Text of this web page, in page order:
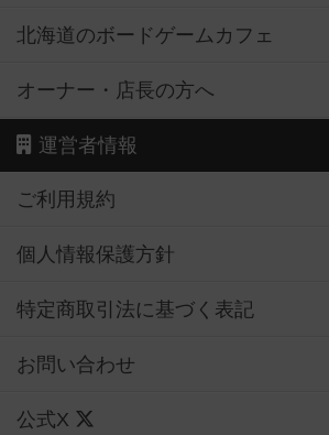
北海道のボードゲームカフェ
オーナー・店長の方へ
運営者情報
ご利用規約
個人情報保護方針
特定商取引法に基づく表記
お問い合わせ
公式X